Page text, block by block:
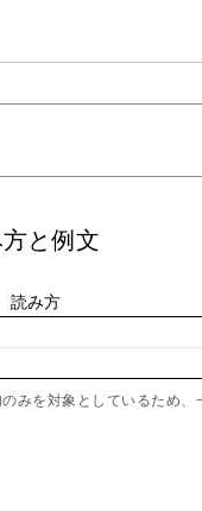
と例文
読み方
みを対象としているため